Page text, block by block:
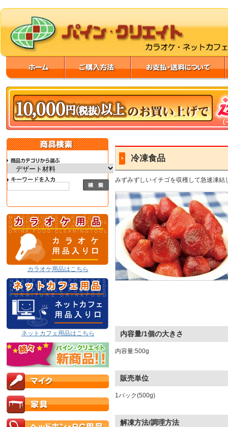
カラオケ用品はこちら
ネットカフェ用品はこちら
冷凍食品
みずみずしいイチゴを収穫して急速凍
内容量/1個の大きさ
内容量:500g
販売単位
1パック(500g)
解凍方法/調理方法